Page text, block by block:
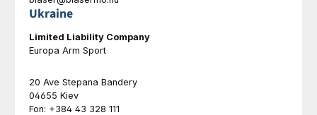
Ukraine
Limited Liability Company
Europa Arm Sport
20 Ave Stepana Bandery
04655 Kiev
Fon: +384 43 328 111